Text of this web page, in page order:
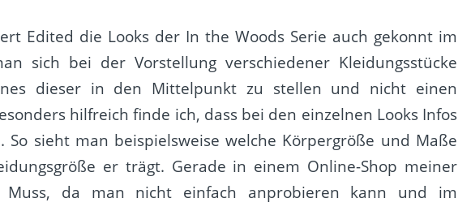
Edited die Looks der In the Woods Serie auch gekonnt im
sich bei der Vorstellung verschiedener Kleidungsstücke
dieser in den Mittelpunkt zu stellen und nicht einen
hilfreich finde ich, dass bei den einzelnen Looks Infos
sieht man beispielsweise welche Körpergröße und Maße
er trägt. Gerade in einem Online-Shop meiner
Muss, da man nicht einfach anprobieren kann und im